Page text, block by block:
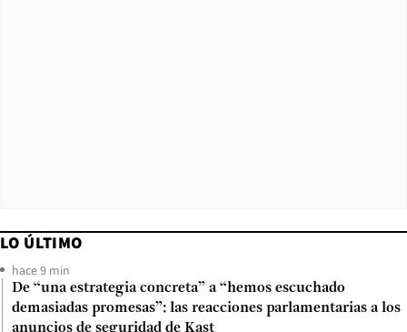
LO ÚLTIMO
hace 9 min
De “una estrategia concreta” a “hemos escuchado
demasiadas promesas”: las reacciones parlamentarias a los
anuncios de seguridad de Kast